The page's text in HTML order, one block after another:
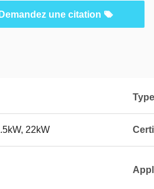
Demandez une citation
22kW